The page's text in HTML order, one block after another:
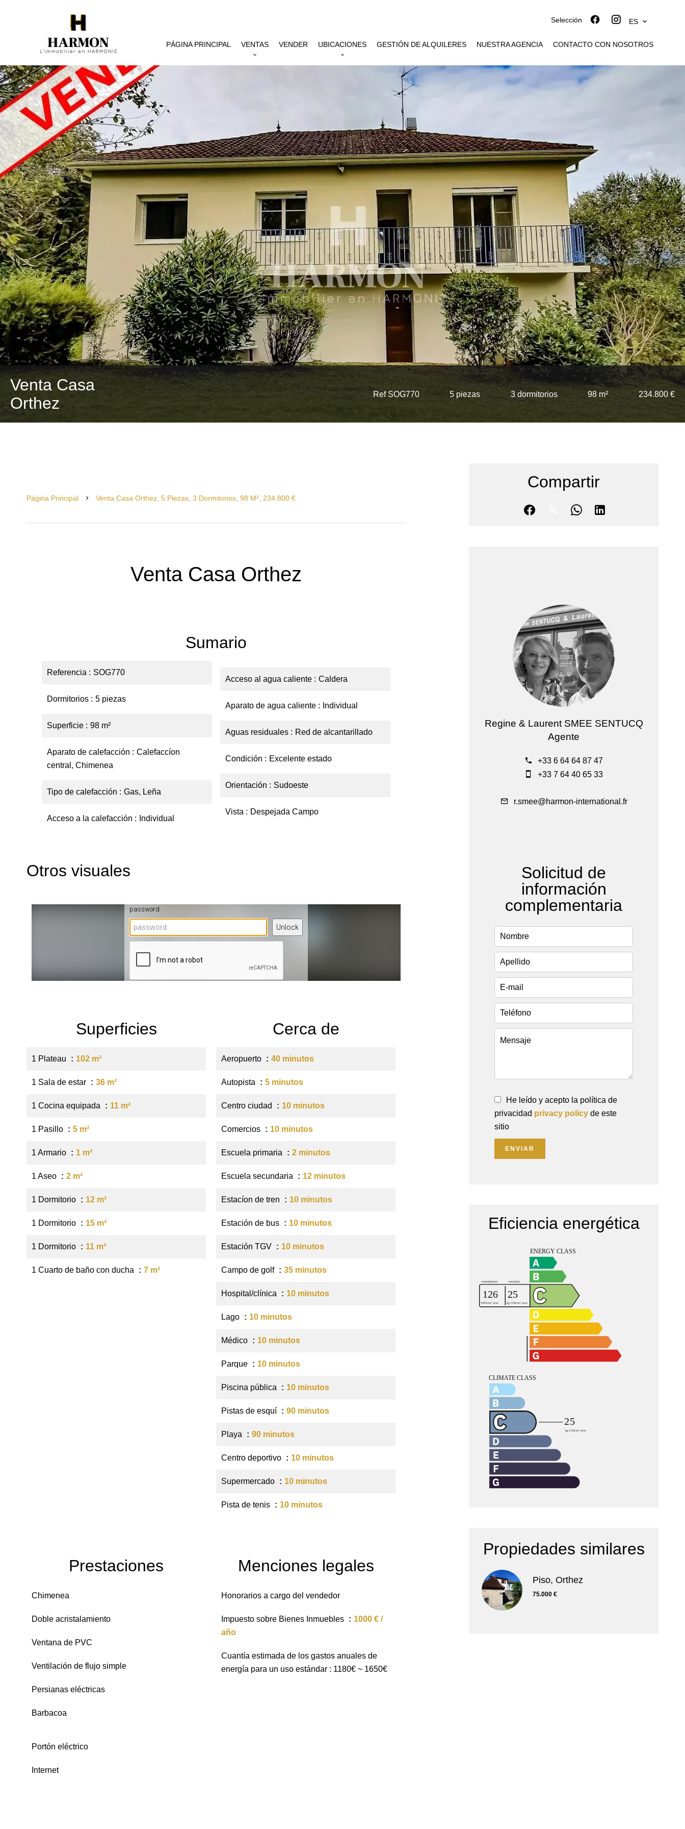
Selección ES
PÁGINA PRINCIPAL VENTAS VENDER UBICACIONES GESTIÓN DE ALQUILERES NUESTRA AGENCIA CONTACTO CON NOSOTROS
Venta Casa
Orthez
Ref SOG770 5 piezas 3 dormitorios 98 m² 234.800 €
Página Principal Venta Casa Orthez, 5 Piezas, 3 Dormitorios, 98 M², 234.800 €
Venta Casa Orthez
Sumario
Referencia SOG770
Dormitorios 5 piezas
Superficie 98 m²
Aparato de calefacción
Calefaccíon
central, Chimenea
Tipo de calefacción Gas, Leña
Acceso a la calefacción Individual
Acceso al agua caliente Caldera
Aparato de agua caliente Individual
Aguas residuales Red de alcantarillado
Condición Excelente estado
Orientación Sudoeste
Vista Despejada Campo
Otros visuales
Superficies
1 Plateau 102 m²
1 Sala de estar 36 m²
1 Cocina equipada 11 m²
1 Pasillo 5 m²
1 Armario 1 m²
1 Aseo 2 m²
1 Dormitorio 12 m²
1 Dormitorio 15 m²
1 Dormitorio 11 m²
1 Cuarto de baño con ducha 7 m²
Cerca de
Aeropuerto 40 minutos
Autopista 5 minutos
Centro ciudad 10 minutos
Comercios 10 minutos
Escuela primaria 2 minutos
Escuela secundaria 12 minutos
Estacíon de tren 10 minutos
Estación de bus 10 minutos
Estación TGV 10 minutos
Campo de golf 35 minutos
Hospital/clínica 10 minutos
Lago 10 minutos
Médico 10 minutos
Parque 10 minutos
Piscina pública 10 minutos
Pistas de esquí 90 minutos
Playa 90 minutos
Centro deportivo 10 minutos
Supermercado 10 minutos
Pista de tenis 10 minutos
Prestaciones
Chimenea
Doble acristalamiento
Ventana de PVC
Ventilación de flujo simple
Persianas eléctricas
Barbacoa
Portón eléctrico
Internet
Menciones legales
Honorarios a cargo del vendedor
Impuesto sobre Bienes Inmuebles
1000 € /
año
Cuantía estimada de los gastos anuales de
energía para un uso estándar : 1180€ ~ 1650€
Compartir
Regine & Laurent SMEE SENTUCQ
Agente
+33 6 64 64 87 47
+33 7 64 40 65 33
r.smee@harmon-international.fr
Solicitud de
información
complementaria
He leído y acepto la política de
privacidad privacy policy de este
sitio
ENVIAR
Eficiencia energética
Propiedades similares
Piso, Orthez
75.000 €